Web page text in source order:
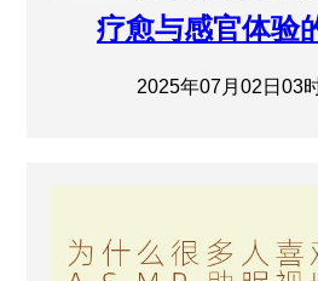
疗愈与感官体验
2025年07月02日03